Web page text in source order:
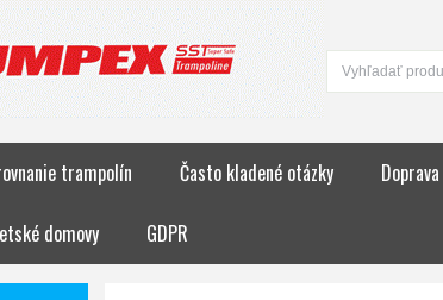
trampolín Často kladené otázky
domovy GDPR